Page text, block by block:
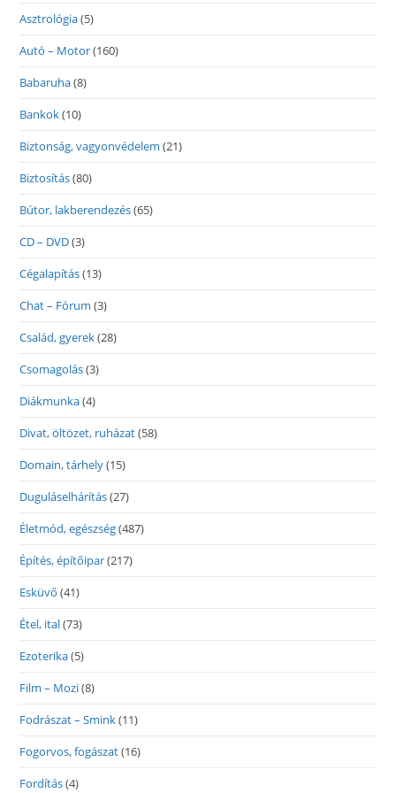
Asztrológia(5)
Autó – Motor(160)
Babaruha(8)
Bankok(10)
Biztonság, vagyonvédelem (21)
Biztosítás(80)
Bútor, lakberendezés(65)
CD – DVD(3)
Cégalapítás(13)
Chat – Fórum (3)
Család, gyerek(28)
Csomagolás(3)
Diákmunka(4)
Divat, öltözet, ruházat(58)
Domain, tárhely(15)
Duguláselhárítás(27)
Életmód, egészség(487)
Építés, építőipar(217)
Esküvő (41)
Étel, ital(73)
Ezoterika(5)
Film – Mozi(8)
Fodrászat – Smink(11)
Fogorvos, fogászat(16)
Fordítás(4)